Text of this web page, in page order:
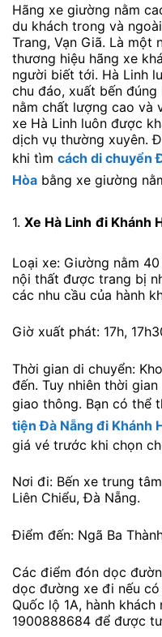
Hãng xe giường nằm
du khách trong và
Trang, Vạn Giã. Là một
thương hiệu hãng xe
người biết tới. Hà Linh
chu đáo, xuất bến
nằm chất lượng cao và
xe Hà Linh luôn được
dịch vụ thường xuyên.
khi tìm cách di chuyển
Hòa bằng xe giường
1. Xe Hà Linh đi Khánh
Loại xe: Giường nằm
nội thất được trang bị
các nhu cầu của hành
Giờ xuất phát: 17h,
Thời gian di chuyển:
đến. Tuy nhiên thời
giao thông. Bạn có thể
tiện Đà Nẵng đi Khánh
giá vé trước khi chọn
Nơi đi: Bến xe trung
Liên Chiểu, Đà Nẵng.
Điểm đến: Ngã Ba
Các điểm đón dọc
dọc đường xe đi nếu
Quốc lộ 1A, hành
1900888684 để được